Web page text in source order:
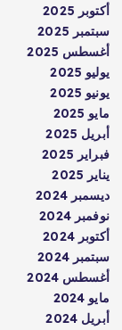
أكتوبر 2025
سبتمبر 2025
أغسطس 2025
يوليو 2025
يونيو 2025
مايو 2025
أبريل 2025
فبراير 2025
يناير 2025
ديسمبر 2024
نوفمبر 2024
أكتوبر 2024
سبتمبر 2024
أغسطس 2024
مايو 2024
أبريل 2024